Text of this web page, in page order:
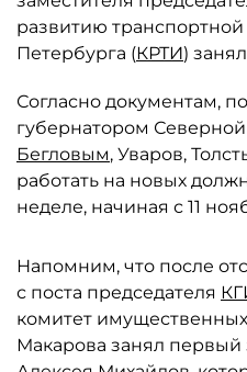
развитию
Петербурга (КРТИ)
Согласно документам,
губернатором
Бегловым, Уваров,
работать на новых
неделе, начиная с 11
Напомним, что после
с поста председателя
комитет
Макарова занял первый